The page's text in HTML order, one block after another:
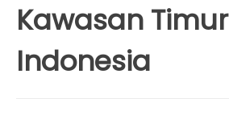
Kawasan Timur
Indonesia